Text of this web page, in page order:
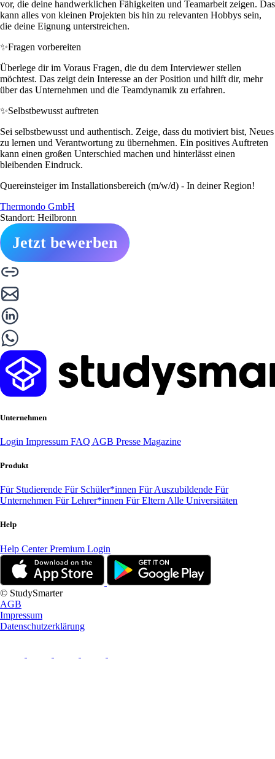
vor, die deine handwerklichen Fähigkeiten und Teamarbeit zeigen. Das
kann alles von kleinen Projekten bis hin zu relevanten Hobbys sein,
die deine Eignung unterstreichen.
✨Fragen vorbereiten
Überlege dir im Voraus Fragen, die du dem Interviewer stellen
möchtest. Das zeigt dein Interesse an der Position und hilft dir, mehr
über das Unternehmen und die Teamdynamik zu erfahren.
✨Selbstbewusst auftreten
Sei selbstbewusst und authentisch. Zeige, dass du motiviert bist, Neues
zu lernen und Verantwortung zu übernehmen. Ein positives Auftreten
kann einen großen Unterschied machen und hinterlässt einen
bleibenden Eindruck.
Quereinsteiger im Installationsbereich (m/w/d) - In deiner Region!
Thermondo GmbH
Standort: Heilbronn
Jetzt bewerben
Unternehmen
Login Impressum FAQ AGB Presse Magazine
Produkt
Für Studierende Für Schüler*innen Für Auszubildende Für
Unternehmen Für Lehrer*innen Für Eltern Alle Universitäten
Help
Help CenterPremium Login
© StudySmarter
AGB
Impressum
Datenschutzerklärung